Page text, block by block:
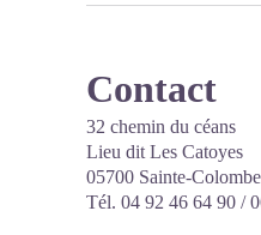
Contact
32 chemin du céans
Lieu dit Les Catoyes
05700 Sainte-Colombe
Tél. 04 92 46 64 90 /